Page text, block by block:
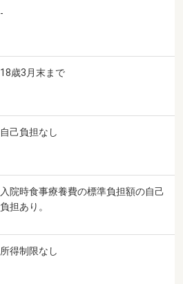
-
18歳3月末まで
自己負担なし
入院時食事療養費の標準負担額の自己
負担あり。
所得制限なし